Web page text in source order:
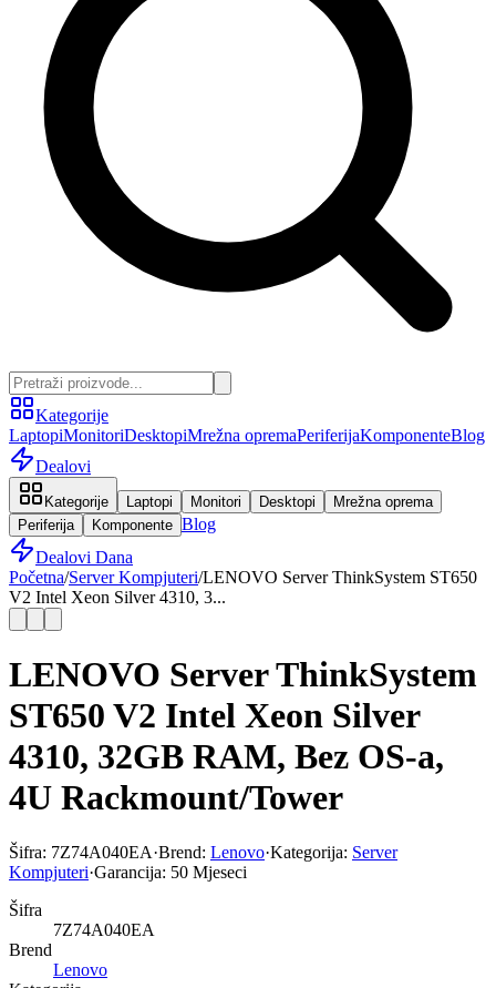
Kategorije
LaptopiMonitoriDesktopiMrežna opremaPeriferijaKomponenteBlog
Dealovi
Kategorije Laptopi Monitori Desktopi
Mrežna oprema
Periferija
Komponente Blog
Dealovi Dana
Početna/Server Kompjuteri/LENOVO Server ThinkSystem ST650
V2 Intel Xeon Silver 4310, 3...
LENOVO Server ThinkSystem
ST650 V2 Intel Xeon Silver
4310, 32GB RAM, Bez OS-a,
4U Rackmount/Tower
Šifra: 7Z74A040EA·Brend: Lenovo·Kategorija: Server
Kompjuteri·Garancija: 50 Mjeseci
Šifra
7Z74A040EA
Brend
Lenovo